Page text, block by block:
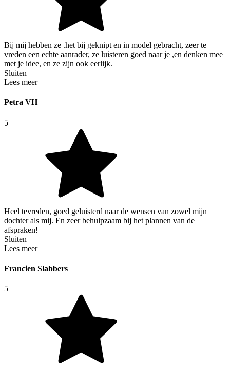
Bij mij hebben ze .het bij geknipt en in model gebracht, zeer te
vreden een echte aanrader, ze luisteren goed naar je ,en denken mee
met je idee, en ze zijn ook eerlijk.
Sluiten
Lees meer
Petra VH
5
Heel tevreden, goed geluisterd naar de wensen van zowel mijn
dochter als mij. En zeer behulpzaam bij het plannen van de
afspraken!
Sluiten
Lees meer
Francien Slabbers
5